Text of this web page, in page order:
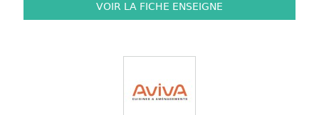
VOIR LA FICHE ENSEIGNE